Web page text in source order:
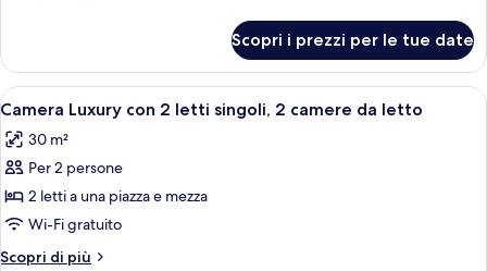
Double
Studio
Scopri i prezzi per le tue date
Apri
tutte
le
foto
per
Camera
Luxury
Una camera d'albergo con due letti,
9
Camera Luxury con 2 letti singoli, 2 camere da letto
30 m²
Per 2 persone
2 letti a una piazza e mezza
Wi-Fi gratuito
Scopri di più
Altri